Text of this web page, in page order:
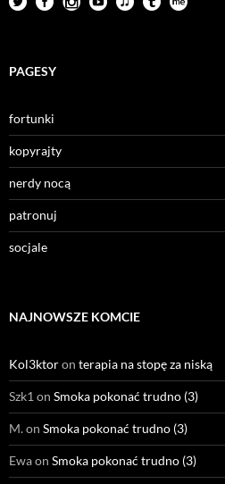
PAGESY
fortunki
kopyrajty
nerdy nocą
patronuj
socjale
NAJNOWSZE KOMCIE
Kol3ktoron terapia na stopę za niską
Szk1on Smoka pokonać trudno (3)
M.on Smoka pokonać trudno (3)
Ewaon Smoka pokonać trudno (3)